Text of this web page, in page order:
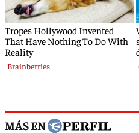
MÁS EN